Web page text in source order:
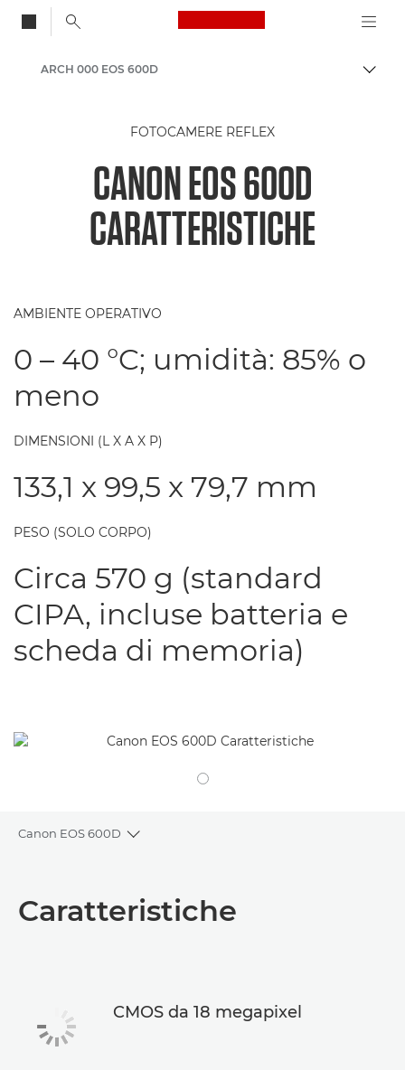
Canon Logo, back
ARCH 000 EOS 600D
FOTOCAMERE REFLEX
CANON EOS 600D
CARATTERISTICHE
AMBIENTE OPERATIVO
0 – 40 °C; umidità: 85% o
meno
DIMENSIONI (L X A X P)
133,1 x 99,5 x 79,7 mm
PESO (SOLO CORPO)
Circa 570 g (standard
CIPA, incluse batteria e
scheda di memoria)
Canon EOS 600D
Toggle breadcrumbs
Caratteristiche
Caratteristiche
CMOS da 18 megapixel